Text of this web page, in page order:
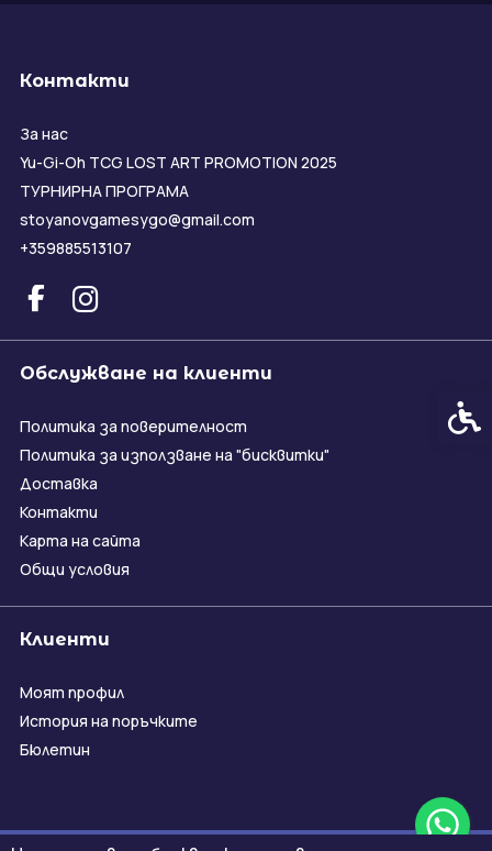
Контакти
За нас
Yu-Gi-Oh TCG LOST ART PROMOTION 2025
ТУРНИРНА ПРОГРАМА
stoyanovgamesygo@gmail.com
+359885513107
Обслужване на клиенти
Политика за поверителност
Политика за използване на "бисквитки"
Доставка
Контакти
Карта на сайта
Общи условия
Клиенти
Моят профил
История на поръчките
Бюлетин